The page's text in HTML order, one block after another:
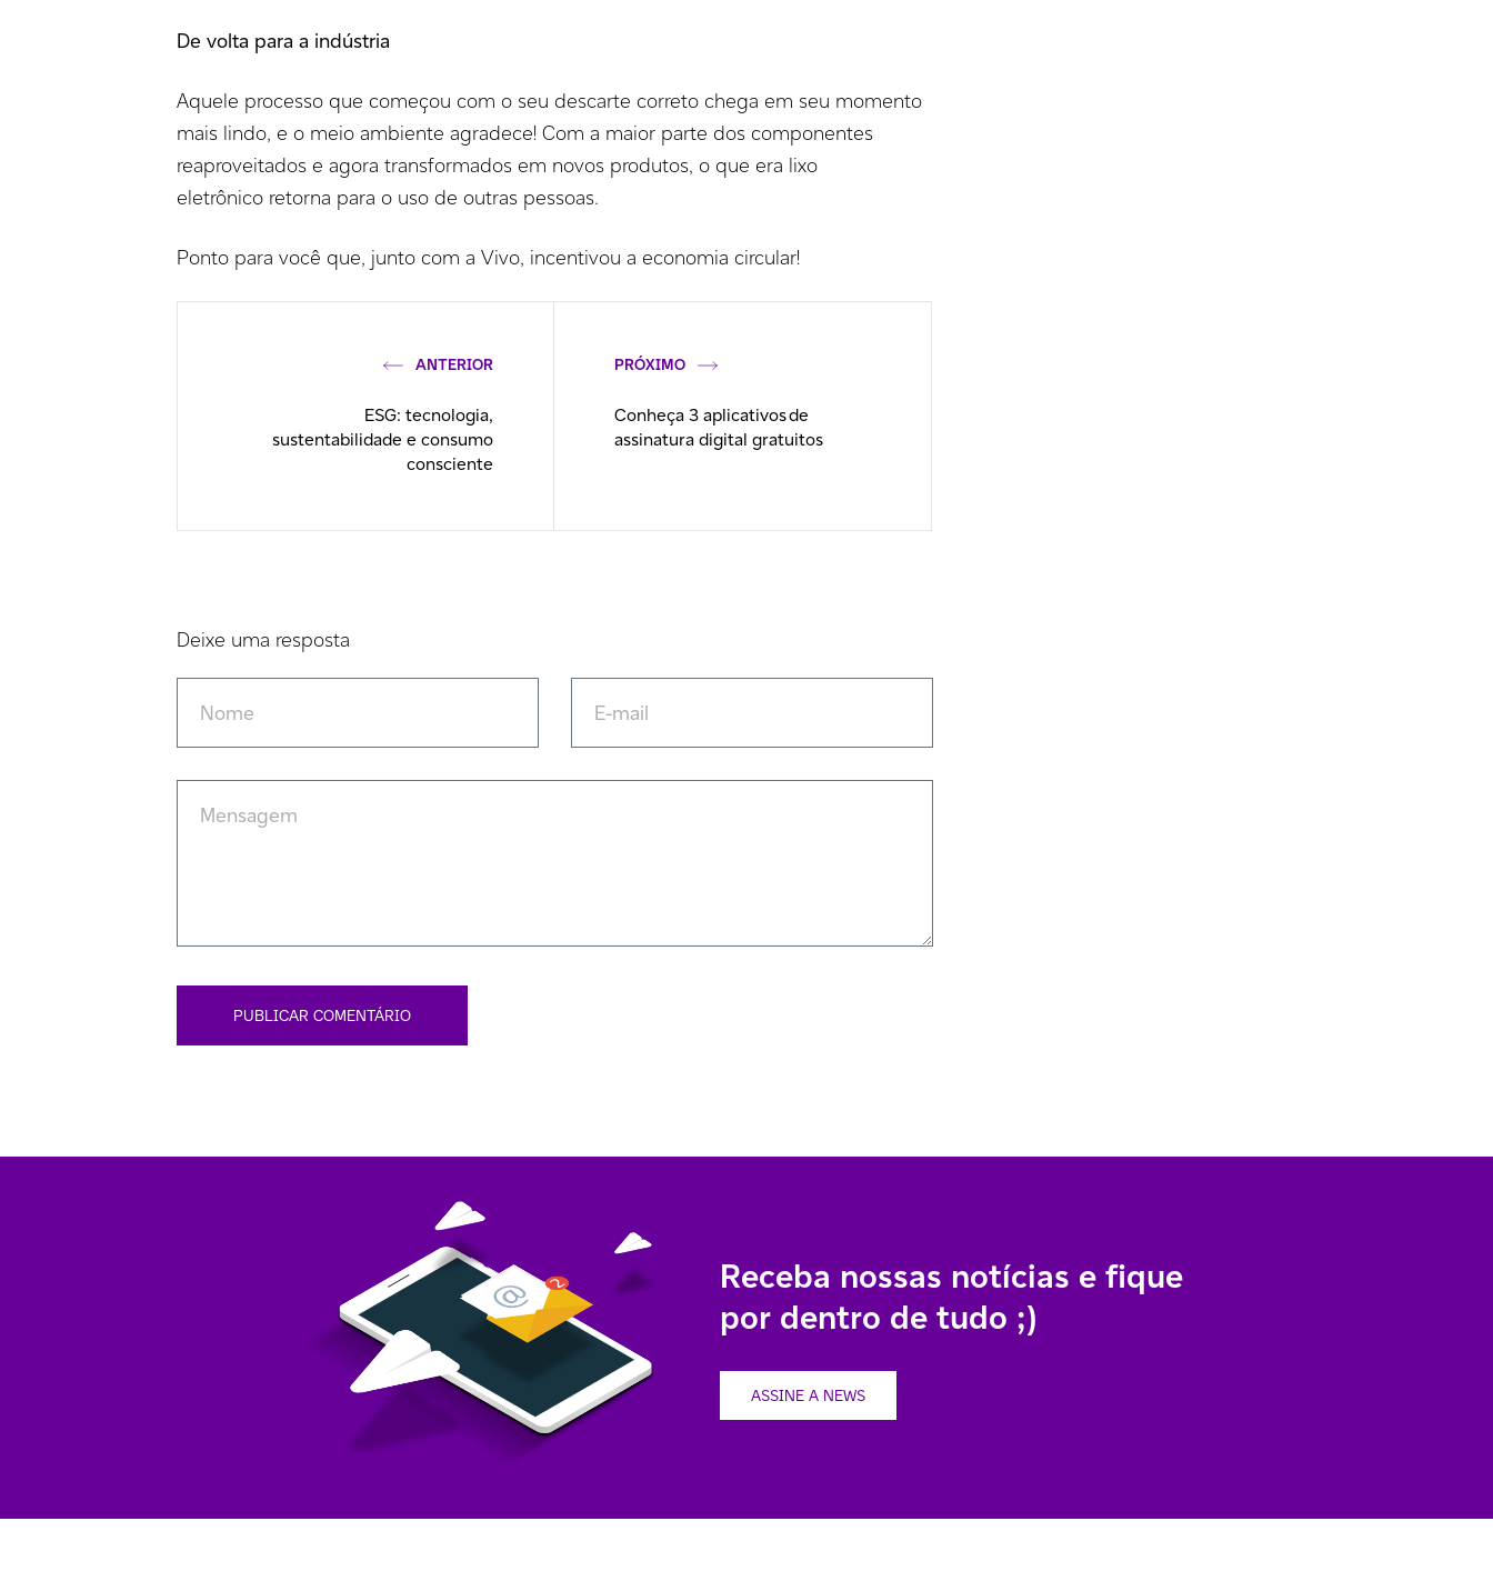
De volta para a indústria
Aquele processo que começou com o seu descarte correto chega em seu momento
mais lindo, e o meio ambiente agradece! Com a maior parte dos componentes
reaproveitados e agora transformados em novos produtos, o que era lixo
eletrônico retorna para o uso de outras pessoas.
Ponto para você que, junto com a Vivo, incentivou a economia circular!
ANTERIOR
ESG: tecnologia,
sustentabilidade e consumo
consciente
PRÓXIMO
Conheça 3 aplicativos de
assinatura digital gratuitos
Deixe uma resposta
Receba nossas notícias e fique
por dentro de tudo ;)
ASSINE A NEWS